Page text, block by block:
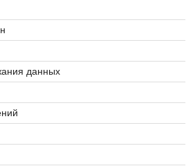
данных